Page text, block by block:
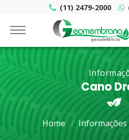
(11) 2479-2000
Cano
Home Informações